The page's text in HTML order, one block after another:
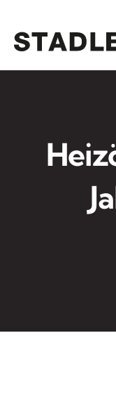
Inhalt
springen